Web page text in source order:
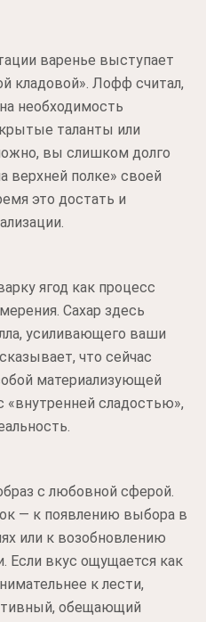
варенье выступает
кладовой». Лофф считал,
необходимость
таланты или
вы слишком долго
верхней полке» своей
это достать и
ягод как процесс
Сахар здесь
усиливающего ваши
что сейчас
материализующей
сладостью»,
с любовной сферой.
— к появлению выбора в
или к возобновлению
Если вкус ощущается как
к лести,
обещающий